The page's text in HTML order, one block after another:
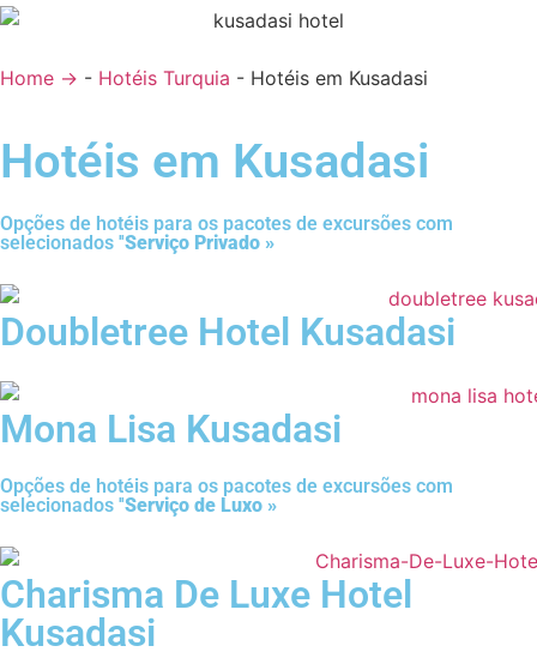
Home → - Hotéis Turquia - Hotéis em Kusadasi
Hotéis em Kusadasi
Opções de hotéis para os pacotes de excursões com
selecionados ''Serviço Privado »
Doubletree Hotel Kusadasi
Mona Lisa Kusadasi
Opções de hotéis para os pacotes de excursões com
selecionados ''Serviço de Luxo »
Charisma De Luxe Hotel
Kusadasi